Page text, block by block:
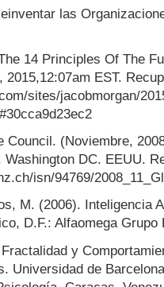
las
14 Principles Of The
2015,12:07am EST.
sites/jacobmorgan/
Council. (Noviembre,
DC. EEUU.
isn/94769/
M. (2006). Inteligencia
D.F.: Alfaomega Grupo
y
Universidad de